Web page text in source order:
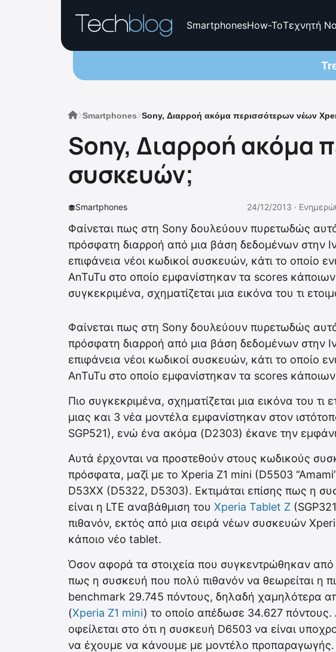
SmartphonesHow-ToΤεχνητή
Smartphones Sony, Διαρροή ακόμα περισσότερων νέων
Sony, Διαρροή ακόμα
συσκευών;
Smartphones 24/12/2013 ·
Φαίνεται πως στη Sony δουλεύουν πυρετωδώς
πρόσφατη διαρροή από μια βάση δεδομένων στην
επιφάνεια νέοι κωδικοί συσκευών, κάτι το οποίο
AnTuTu στο οποίο εμφανίστηκαν τα scores
συγκεκριμένα, σχηματίζεται μια εικόνα του τι
Φαίνεται πως στη Sony δουλεύουν πυρετωδώς
πρόσφατη διαρροή από μια βάση δεδομένων στην
επιφάνεια νέοι κωδικοί συσκευών, κάτι το οποίο
AnTuTu στο οποίο εμφανίστηκαν τα scores
Πιο συγκεκριμένα, σχηματίζεται μια εικόνα του τι
μιας και 3 νέα μοντέλα εμφανίστηκαν στον
SGP521), ενώ ένα ακόμα (D2303) έκανε την
Αυτά έρχονται να προστεθούν στους κωδικούς
πρόσφατα, μαζί με το Xperia Z1 mini (D5503
D53XX (D5322, D5303). Εκτιμάται επίσης πως η
είναι η LTE αναβάθμιση του Xperia Tablet Z
πιθανόν, εκτός από μια σειρά νέων συσκευών
κάποιο νέο tablet.
Όσον αφορά τα στοιχεία που συγκεντρώθηκαν
πως η συσκευή που πολύ πιθανόν να θεωρείται η
benchmark 29.745 πόντους, δηλαδή χαμηλότερα
(Xperia Z1 mini) το οποίο απέδωσε 34.627
οφείλεται στο ότι η συσκευή D6503 να είναι
να έχουμε να κάνουμε με μοντέλο προπαραγωγής.